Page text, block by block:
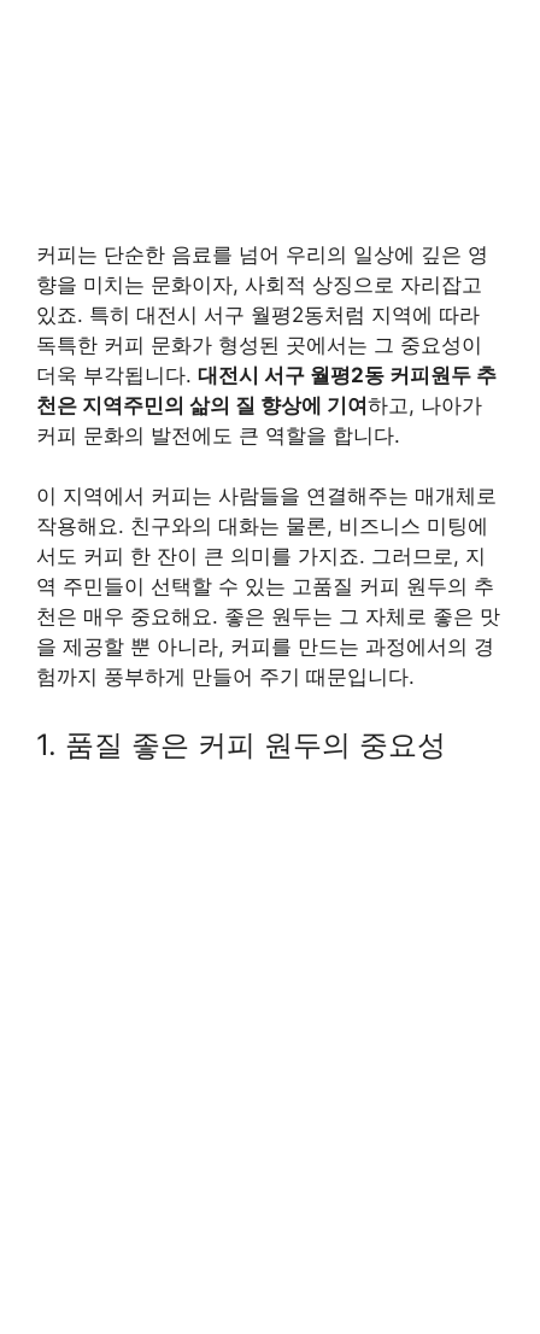
커피는 단순한 음료를 넘어 우리의 일상에 깊은 영
향을 미치는 문화이자, 사회적 상징으로 자리잡고
있죠. 특히 대전시 서구 월평2동처럼 지역에 따라
독특한 커피 문화가 형성된 곳에서는 그 중요성이
더욱 부각됩니다. 대전시 서구 월평2동 커피원두 추
천은 지역주민의 삶의 질 향상에 기여하고, 나아가
커피 문화의 발전에도 큰 역할을 합니다.
이 지역에서 커피는 사람들을 연결해주는 매개체로
작용해요. 친구와의 대화는 물론, 비즈니스 미팅에
서도 커피 한 잔이 큰 의미를 가지죠. 그러므로, 지
역 주민들이 선택할 수 있는 고품질 커피 원두의 추
천은 매우 중요해요. 좋은 원두는 그 자체로 좋은 맛
을 제공할 뿐 아니라, 커피를 만드는 과정에서의 경
험까지 풍부하게 만들어 주기 때문입니다.
1. 품질 좋은 커피 원두의 중요성